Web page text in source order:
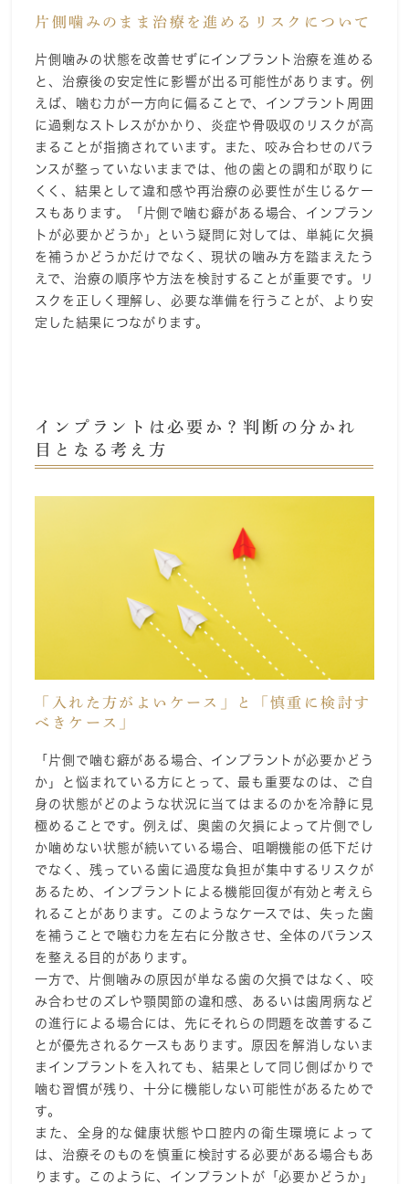
片側噛みのまま治療を進めるリスクについて
片側噛みの状態を改善せずにインプラント治療を進める
と、治療後の安定性に影響が出る可能性があります。例
えば、噛む力が一方向に偏ることで、インプラント周囲
に過剰なストレスがかかり、炎症や骨吸収のリスクが高
まることが指摘されています。また、咬み合わせのバラ
ンスが整っていないままでは、他の歯との調和が取りに
くく、結果として違和感や再治療の必要性が生じるケー
スもあります。「片側で噛む癖がある場合、インプラン
トが必要かどうか」という疑問に対しては、単純に欠損
を補うかどうかだけでなく、現状の噛み方を踏まえたう
えで、治療の順序や方法を検討することが重要です。リ
スクを正しく理解し、必要な準備を行うことが、より安
定した結果につながります。
インプラントは必要か？判断の分かれ
目となる考え方
「入れた方がよいケース」と「慎重に検討す
べきケース」
「片側で噛む癖がある場合、インプラントが必要かどう
か」と悩まれている方にとって、最も重要なのは、ご自
身の状態がどのような状況に当てはまるのかを冷静に見
極めることです。例えば、奥歯の欠損によって片側でし
か噛めない状態が続いている場合、咀嚼機能の低下だけ
でなく、残っている歯に過度な負担が集中するリスクが
あるため、インプラントによる機能回復が有効と考えら
れることがあります。このようなケースでは、失った歯
を補うことで噛む力を左右に分散させ、全体のバランス
を整える目的があります。
一方で、片側噛みの原因が単なる歯の欠損ではなく、咬
み合わせのズレや顎関節の違和感、あるいは歯周病など
の進行による場合には、先にそれらの問題を改善するこ
とが優先されるケースもあります。原因を解消しないま
まインプラントを入れても、結果として同じ側ばかりで
噛む習慣が残り、十分に機能しない可能性があるためで
す。
また、全身的な健康状態や口腔内の衛生環境によって
は、治療そのものを慎重に検討する必要がある場合もあ
ります。このように、インプラントが「必要かどうか」